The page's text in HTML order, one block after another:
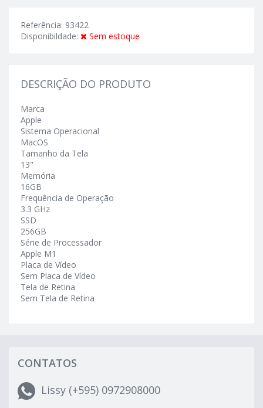
Referência: 93422
Disponibildade:
Sem estoque
DESCRIÇÃO DO PRODUTO
Marca
Apple
Sistema Operacional
MacOS
Tamanho da Tela
13"
Memória
16GB
Frequência de Operação
3.3 GHz
SSD
256GB
Série de Processador
Apple M1
Placa de Vídeo
Sem Placa de Vídeo
Tela de Retina
Sem Tela de Retina
CONTATOS
Lissy (+595) 0972908000